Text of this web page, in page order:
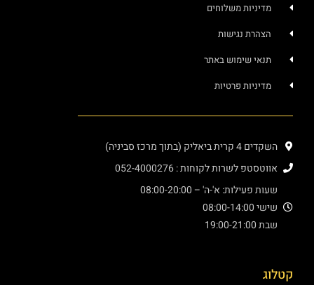
מדיניות משלוחים
הצהרת נגישות
תנאי שימוש באתר
מדיניות פרטיות
השקדים 4 קרית ביאליק (בתוך מרכז סביניה)
אווטסטפ לשרות לקוחות : 052-4000276
שעות פעילות: א'-ה' – 08:00-20:00
שישי 08:00-14:00
שבת 19:00-21:00
קטלוג